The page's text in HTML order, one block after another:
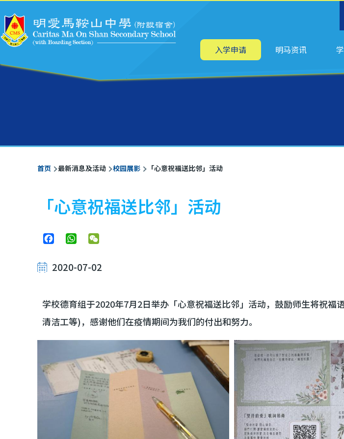
主
航 入学申请 明马资讯
面
包
屑
首页 最新消息及活动 校园展影 「心意祝福送比邻」活动
「心意祝福送比邻」活动
FacebookWhatsApp
2020-07-02
学校德育组于2020年7月2日举办「心意祝福送比邻」活动，鼓励师生将祝福
清洁工等)，感谢他们在疫情期间为我们的付出和努力。